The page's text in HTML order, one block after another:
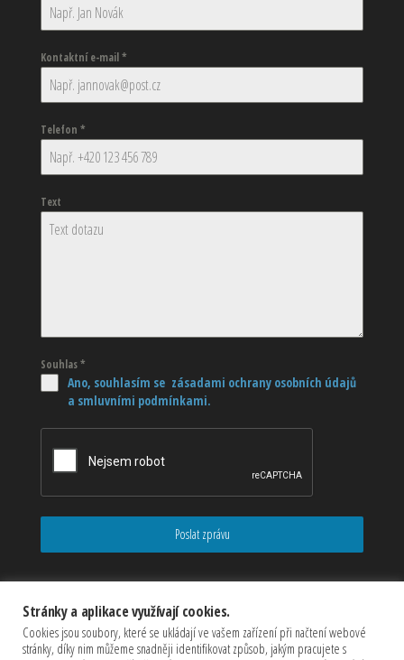
Kontaktní e-mail*
Telefon *
Text
Souhlas*
Ano, souhlasím se zásadami ochrany osobních údajů
a smluvními podmínkami.
Poslat zprávu
Stránky a aplikace využívají cookies.
Cookies jsou soubory, které se ukládají ve vašem zařízení při načtení webové
stránky, díky nim můžeme snadněji identifikovat způsob, jakým pracujete s